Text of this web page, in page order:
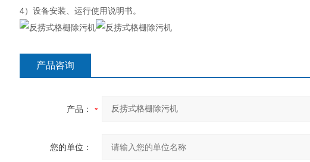
4）设备安装、运行使用说明书。
产品咨询
产品：
您的单位：